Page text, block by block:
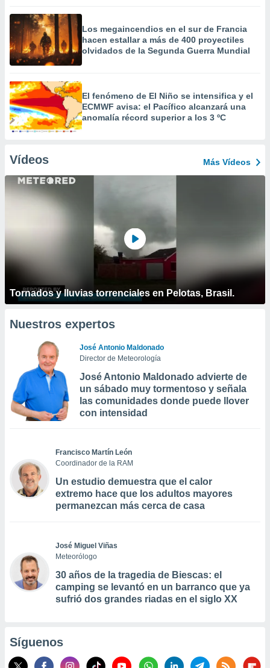
Los megaincendios en el sur de Francia
hacen estallar a más de 400 proyectiles
olvidados de la Segunda Guerra Mundial
El fenómeno de El Niño se intensifica y el
ECMWF avisa: el Pacífico alcanzará una
anomalía récord superior a los 3 ºC
Vídeos Más Vídeos
Tornados y lluvias torrenciales en Pelotas, Brasil.
Nuestros expertos
José Antonio Maldonado
Director de Meteorología
José Antonio Maldonado advierte de
un sábado muy tormentoso y señala
las comunidades donde puede llover
con intensidad
Francisco Martín León
Coordinador de la RAM
Un estudio demuestra que el calor
extremo hace que los adultos mayores
permanezcan más cerca de casa
José Miguel Viñas
Meteorólogo
30 años de la tragedia de Biescas: el
camping se levantó en un barranco que ya
sufrió dos grandes riadas en el siglo XX
Síguenos